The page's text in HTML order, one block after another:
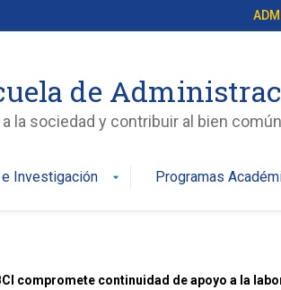
de
a la sociedad y contribuir al bien
Investigación arrow_drop_down Programas